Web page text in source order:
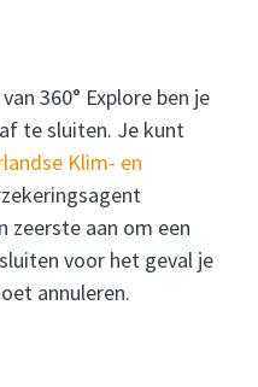
360° Explore ben je
te sluiten. Je kunt
Klim- en
zeerste aan om een
voor het geval je
annuleren.